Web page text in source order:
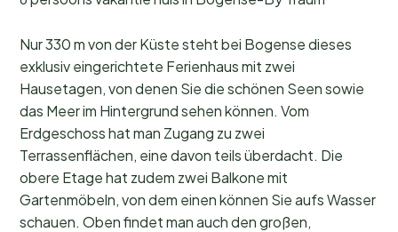
Nur 330 m von der Küste steht bei Bogense dieses
exklusiv eingerichtete Ferienhaus mit zwei
Hausetagen, von denen Sie die schönen Seen sowie
das Meer im Hintergrund sehen können. Vom
Erdgeschoss hat man Zugang zu zwei
Terrassenflächen, eine davon teils überdacht. Die
obere Etage hat zudem zwei Balkone mit
Gartenmöbeln, von dem einen können Sie aufs Wasser
schauen. Oben findet man auch den großen,